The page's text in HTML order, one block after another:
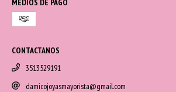
MEDIOS DE PAGO
CONTACTANOS
3513529191
damicojoyasmayorista@gmail.com